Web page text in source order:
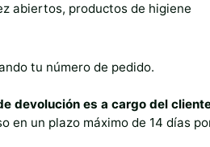
abiertos, productos de higiene
tu número de pedido.
devolución es a cargo del
en un plazo máximo de 14 días